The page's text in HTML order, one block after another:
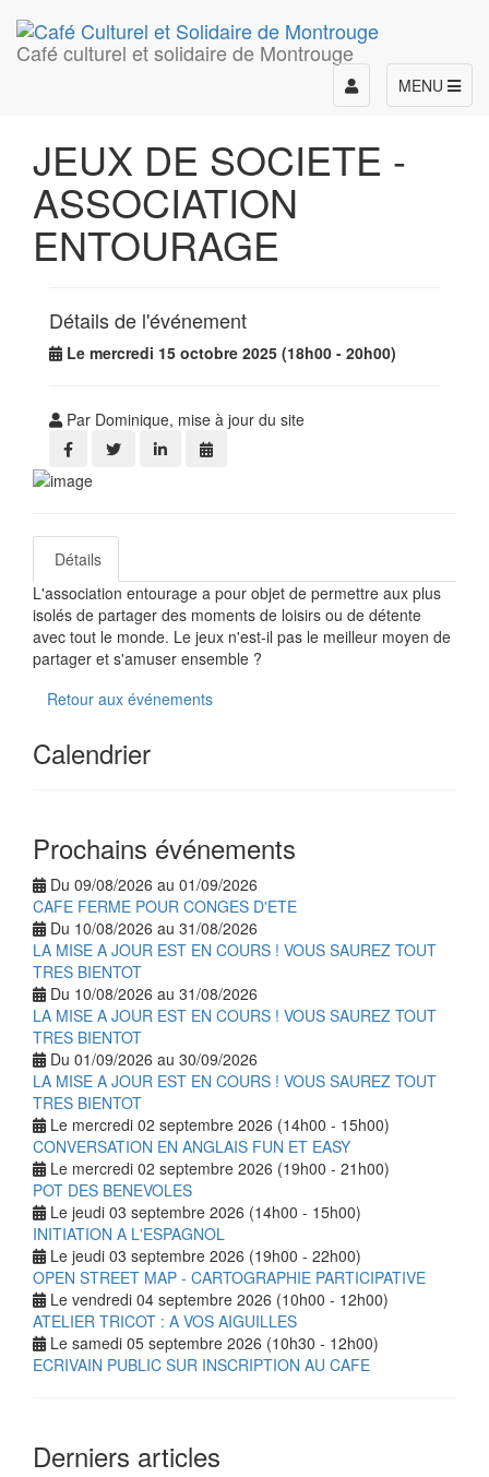
Café culturel et solidaire de Montrouge
MENU
Toggle
navigation
JEUX DE SOCIETE -
ASSOCIATION
ENTOURAGE
Détails de l'événement
Le mercredi 15 octobre 2025 (18h00 - 20h00)
Par Dominique, mise à jour du site
Détails
L'association entourage a pour objet de permettre aux plus
isolés de partager des moments de loisirs ou de détente
avec tout le monde. Le jeux n'est-il pas le meilleur moyen de
partager et s'amuser ensemble ?
Retour aux événements
Calendrier
Prochains événements
Du 09/08/2026 au 01/09/2026
CAFE FERME POUR CONGES D'ETE
Du 10/08/2026 au 31/08/2026
LA MISE A JOUR EST EN COURS ! VOUS SAUREZ TOUT
TRES BIENTOT
Du 10/08/2026 au 31/08/2026
LA MISE A JOUR EST EN COURS ! VOUS SAUREZ TOUT
TRES BIENTOT
Du 01/09/2026 au 30/09/2026
LA MISE A JOUR EST EN COURS ! VOUS SAUREZ TOUT
TRES BIENTOT
Le mercredi 02 septembre 2026 (14h00 - 15h00)
CONVERSATION EN ANGLAIS FUN ET EASY
Le mercredi 02 septembre 2026 (19h00 - 21h00)
POT DES BENEVOLES
Le jeudi 03 septembre 2026 (14h00 - 15h00)
INITIATION A L'ESPAGNOL
Le jeudi 03 septembre 2026 (19h00 - 22h00)
OPEN STREET MAP - CARTOGRAPHIE PARTICIPATIVE
Le vendredi 04 septembre 2026 (10h00 - 12h00)
ATELIER TRICOT : A VOS AIGUILLES
Le samedi 05 septembre 2026 (10h30 - 12h00)
ECRIVAIN PUBLIC SUR INSCRIPTION AU CAFE
Derniers articles